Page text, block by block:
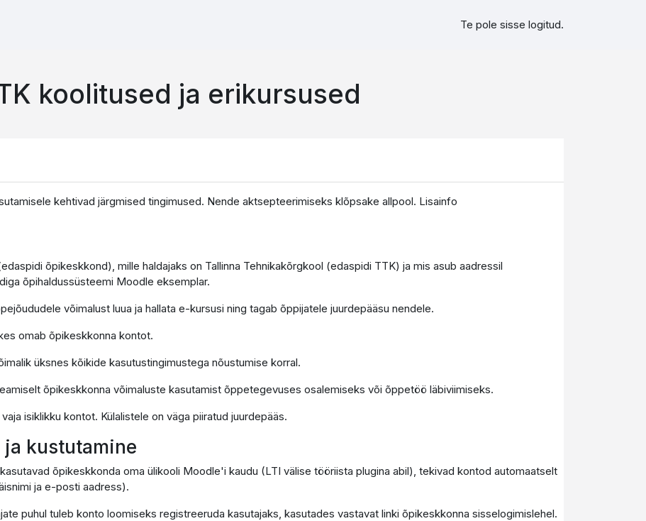
Te pole sisse logitud.
koolitused ja erikursused
kehtivad järgmised tingimused. Nende aktsepteerimiseks klõpsake allpool. Lisainfo
õpikeskkond), mille haldajaks on Tallinna Tehnikakõrgkool (edaspidi TTK) ja mis asub aadressil
õpihaldussüsteemi Moodle eksemplar.
võimalust luua ja hallata e-kursusi ning tagab õppijatele juurdepääsu nendele.
omab õpikeskkonna kontot.
üksnes kõikide kasutustingimustega nõustumise korral.
õpikeskkonna võimaluste kasutamist õppetegevuses osalemiseks või õppetöö läbiviimiseks.
isiklikku kontot. Külalistele on väga piiratud juurdepääs.
ja kustutamine
õpikeskkonda oma ülikooli Moodle'i kaudu (LTI välise tööriista plugina abil), tekivad kontod automaatselt
ja e-posti aadress).
puhul tuleb konto loomiseks registreeruda kasutajaks, kasutades vastavat linki õpikeskkonna sisselogimislehel.